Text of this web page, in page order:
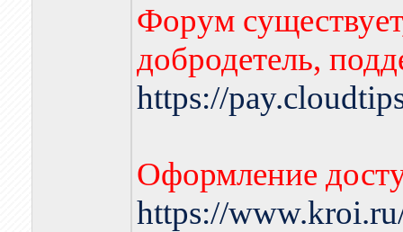
Форум
добродетель,
https://
Оформление
https://